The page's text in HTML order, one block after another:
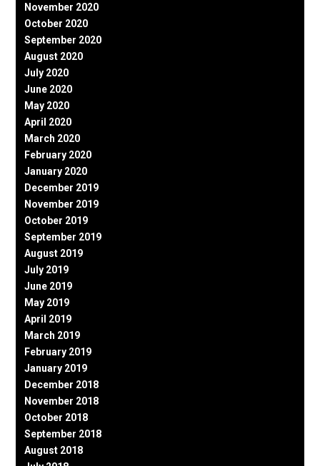
November 2020
October 2020
September 2020
August 2020
July 2020
June 2020
May 2020
April 2020
March 2020
February 2020
January 2020
December 2019
November 2019
October 2019
September 2019
August 2019
July 2019
June 2019
May 2019
April 2019
March 2019
February 2019
January 2019
December 2018
November 2018
October 2018
September 2018
August 2018